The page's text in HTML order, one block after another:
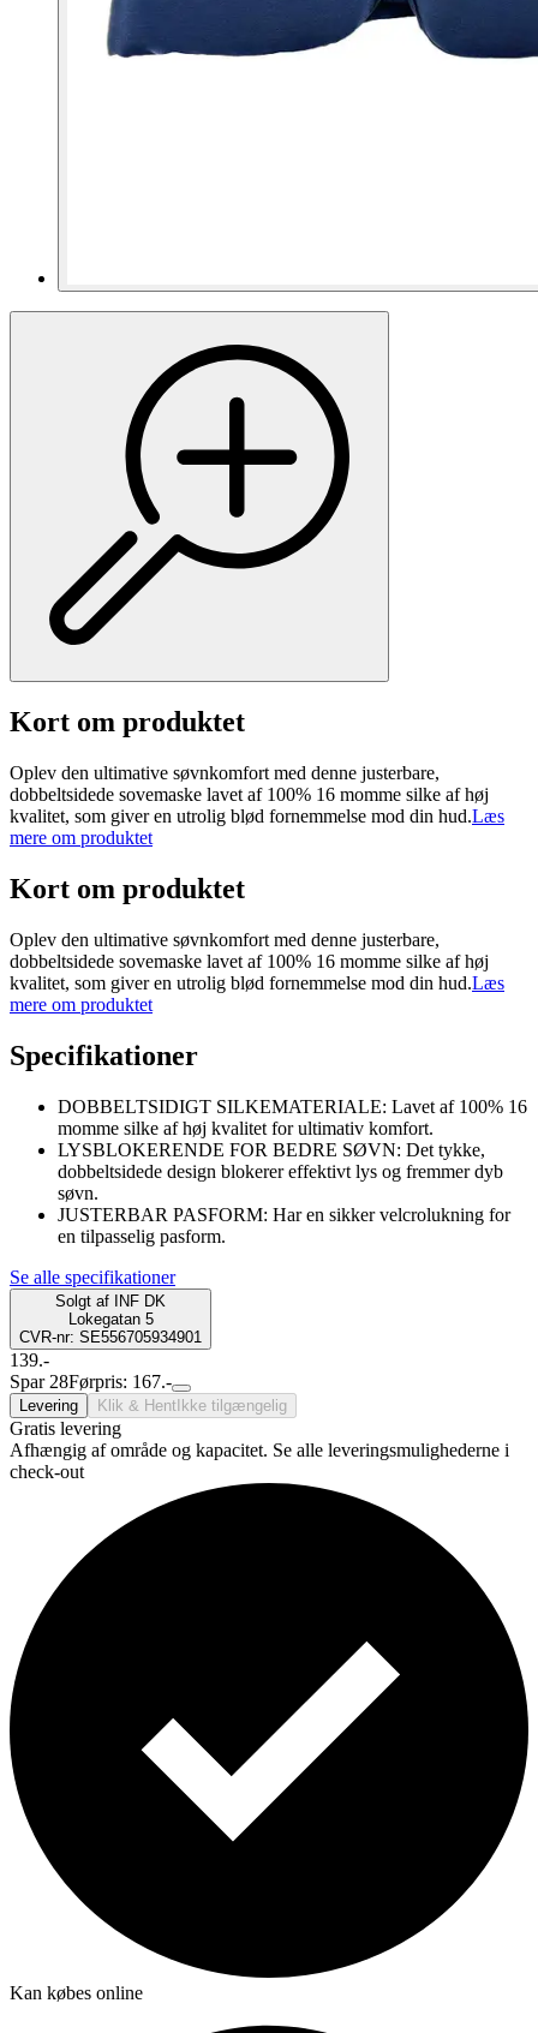
Kort om produktet
Oplev den ultimative søvnkomfort med denne justerbare,
dobbeltsidede sovemaske lavet af 100% 16 momme silke af høj
kvalitet, som giver en utrolig blød fornemmelse mod din hud.Læs
mere om produktet
Kort om produktet
Oplev den ultimative søvnkomfort med denne justerbare,
dobbeltsidede sovemaske lavet af 100% 16 momme silke af høj
kvalitet, som giver en utrolig blød fornemmelse mod din hud.Læs
mere om produktet
Specifikationer
DOBBELTSIDIGT SILKEMATERIALE: Lavet af 100% 16
momme silke af høj kvalitet for ultimativ komfort.
LYSBLOKERENDE FOR BEDRE SØVN: Det tykke,
dobbeltsidede design blokerer effektivt lys og fremmer dyb
søvn.
JUSTERBAR PASFORM: Har en sikker velcrolukning for
en tilpasselig pasform.
Se alle specifikationer
Solgt af
INF DK
Lokegatan 5
CVR-nr: SE556705934901
139.-
Spar 28Førpris: 167.-
Levering Klik & Hent Ikke tilgængelig
Gratis levering
Afhængig af område og kapacitet. Se alle leveringsmulighederne i
check-out
Kan købes online